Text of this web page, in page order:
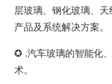
层玻璃、钢化玻璃、
产品及系统解决方案。
✪ .汽车玻璃的智能化
术。